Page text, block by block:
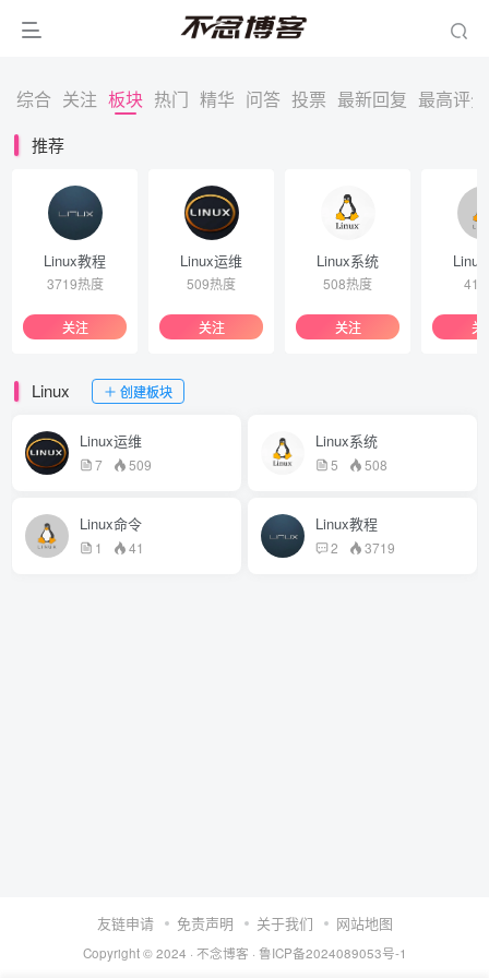
综合 关注 板块 热门 精华 问答 投票 最新回复 最高评分
推荐
Linux教程
3719热度
关注
Linux运维
509热度
关注
Linux系统
508热度
关注
41
关
Linux 创建板块
Linux运维
7 509
Linux系统
5 508
Linux命令
1 41
Linux教程
2 3719
友链申请 免责声明 关于我们 网站地图
Copyright © 2024 · 不念博客 · 鲁ICP备2024089053号-1